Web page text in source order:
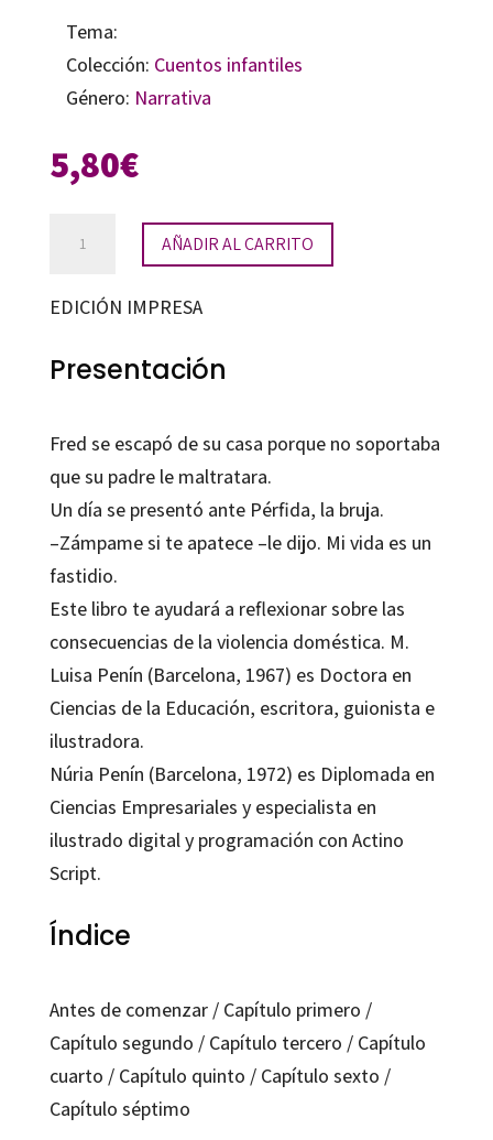
Tema:
Colección: Cuentos infantiles
Género: Narrativa
5,80€
secreto
AÑADIR AL CARRITO
EDICIÓN IMPRESA
Presentación
Fred se escapó de su casa porque no soportaba
que su padre le maltratara.
Un día se presentó ante Pérfida, la bruja.
–Zámpame si te apatece –le dijo. Mi vida es un
fastidio.
Este libro te ayudará a reflexionar sobre las
consecuencias de la violencia doméstica. M.
Luisa Penín (Barcelona, 1967) es Doctora en
Ciencias de la Educación, escritora, guionista e
ilustradora.
Núria Penín (Barcelona, 1972) es Diplomada en
Ciencias Empresariales y especialista en
ilustrado digital y programación con Actino
Script.
Índice
Antes de comenzar / Capítulo primero /
Capítulo segundo / Capítulo tercero / Capítulo
cuarto / Capítulo quinto / Capítulo sexto /
Capítulo séptimo